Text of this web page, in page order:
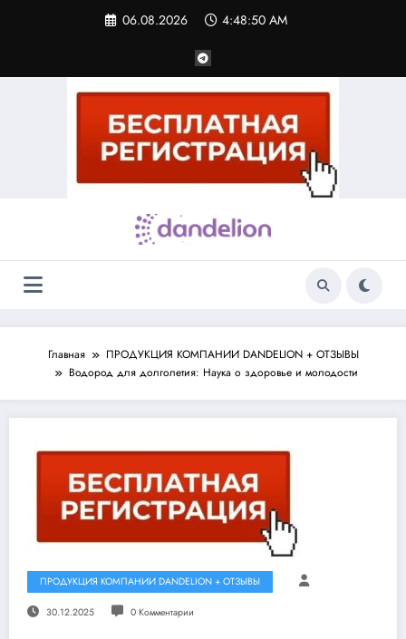
06.08.2026 4:48:51 AM
Главная
ПРОДУКЦИЯ КОМПАНИИ DANDELION + ОТЗЫВЫ
Водород для долголетия: Наука о здоровье и молодости
ПРОДУКЦИЯ КОМПАНИИ DANDELION + ОТЗЫВЫ
30.12.2025 0 Комментарии